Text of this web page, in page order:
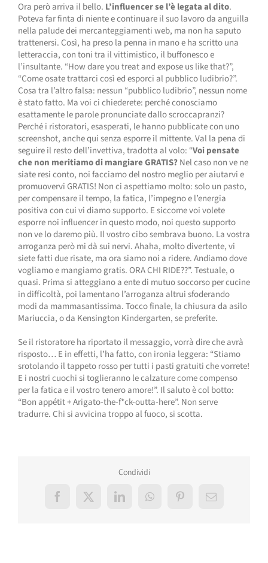
Ora però arriva il bello. L’influencer se l’è legata al dito.
Poteva far finta di niente e continuare il suo lavoro da anguilla
nella palude dei mercanteggiamenti web, ma non ha saputo
trattenersi. Così, ha preso la penna in mano e ha scritto una
letteraccia, con toni tra il vittimistico, il buffonesco e
l’insultante. “How dare you treat and expose us like that?”,
“Come osate trattarci così ed esporci al pubblico ludibrio?”.
Cosa tra l’altro falsa: nessun “pubblico ludibrio”, nessun nome
è stato fatto. Ma voi ci chiederete: perché conosciamo
esattamente le parole pronunciate dallo scroccapranzi?
Perché i ristoratori, esasperati, le hanno pubblicate con uno
screenshot, anche qui senza esporre il mittente. Val la pena di
seguire il resto dell’invettiva, tradotta al volo: “Voi pensate
che non meritiamo di mangiare GRATIS?Nel caso non ve ne
siate resi conto, noi facciamo del nostro meglio per aiutarvi e
promuovervi GRATIS! Non ci aspettiamo molto: solo un pasto,
per compensare il tempo, la fatica, l’impegno e l’energia
positiva con cui vi diamo supporto. E siccome voi volete
esporre noi influencer in questo modo, noi questo supporto
non ve lo daremo più. Il vostro cibo sembrava buono. La vostra
arroganza però mi dà sui nervi. Ahaha, molto divertente, vi
siete fatti due risate, ma ora siamo noi a ridere. Andiamo dove
vogliamo e mangiamo gratis. ORA CHI RIDE??”. Testuale, o
quasi. Prima si atteggiano a ente di mutuo soccorso per cucine
in difficoltà, poi lamentano l’arroganza altrui sfoderando
modi da mammasantissima. Tocco finale, la chiusura da asilo
Mariuccia, o da Kensington Kindergarten, se preferite.
Se il ristoratore ha riportato il messaggio, vorrà dire che avrà
risposto… E in effetti, l’ha fatto, con ironia leggera: “Stiamo
srotolando il tappeto rosso per tutti i pasti gratuiti che vorrete!
E i nostri cuochi si toglieranno le calzature come compenso
per la fatica e il vostro tenero amore!”. Il saluto è col botto:
“Bon appétit + Arigato-the-f*ck-outta-here”. Non serve
tradurre. Chi si avvicina troppo al fuoco, si scotta.
Condividi
Facebook
X LinkedInWhatsAppPinterestEmail